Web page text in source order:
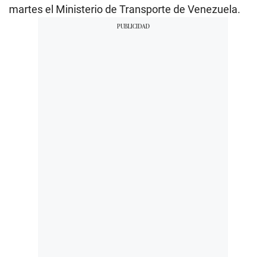
martes el Ministerio de Transporte de Venezuela.